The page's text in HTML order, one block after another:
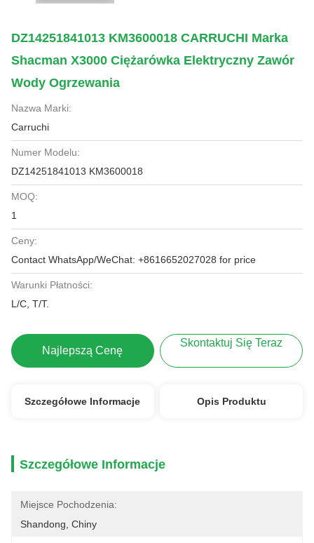
DZ14251841013 KM3600018 CARRUCHI Marka
Shacman X3000 Ciężarówka Elektryczny Zawór
Wody Ogrzewania
Nazwa Marki:
Carruchi
Numer Modelu:
DZ14251841013 KM3600018
MOQ:
1
Ceny:
Contact WhatsApp/WeChat: +8616652027028 for price
Warunki Płatności:
L/C, T/T.
Najlepszą Cenę
Skontaktuj Się Teraz
Szczegółowe Informacje Opis Produktu
Szczegółowe Informacje
Miejsce Pochodzenia:
Shandong, Chiny